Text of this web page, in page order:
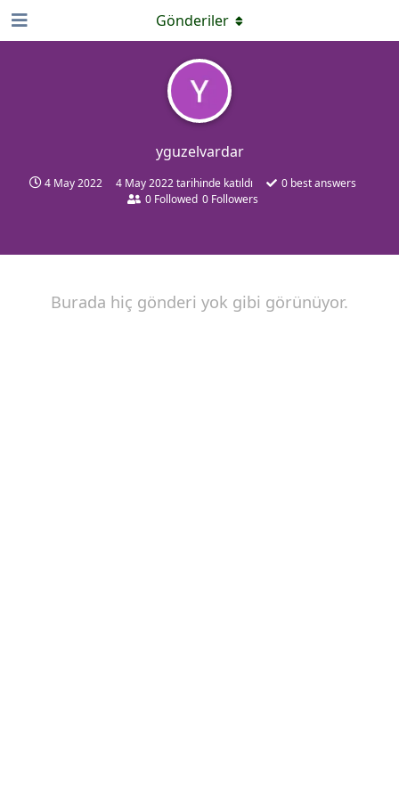
yguzelvardar
4 May 2022 4 May 2022tarihinde katıldı 0 best answers
0 Followed 0 Followers
Gönderiler
Burada hiç gönderi yok gibi görünüyor.